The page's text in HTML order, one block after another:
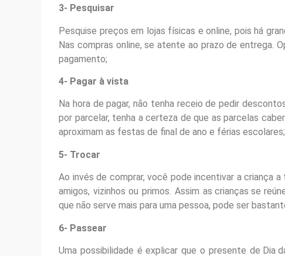
3- Pesquisar
Pesquise preços em lojas físicas e online, pois há
Nas compras online, se atente ao prazo de entrega.
pagamento;
4- Pagar à vista
Na hora de pagar, não tenha receio de pedir
por parcelar, tenha a certeza de que as parcelas
aproximam as festas de final de ano e férias escolares;
5- Trocar
Ao invés de comprar, você pode incentivar a criança
amigos, vizinhos ou primos. Assim as crianças se
que não serve mais para uma pessoa, pode ser
6- Passear
Uma possibilidade é explicar que o presente de Dia